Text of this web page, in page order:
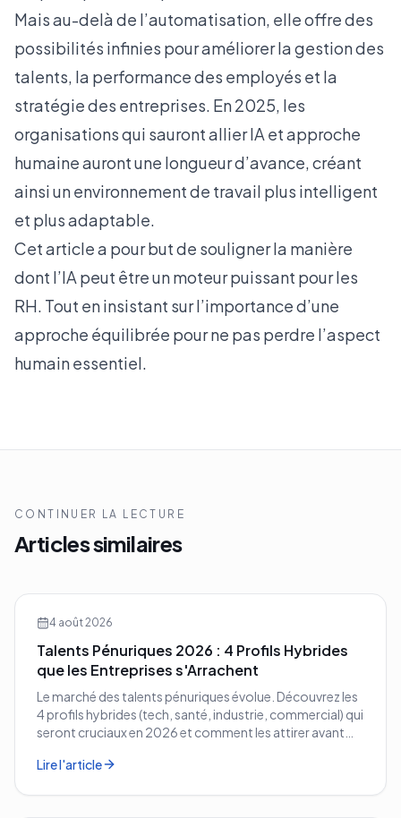
Mais au-delà de l’automatisation, elle offre des
possibilités infinies pour améliorer la gestion des
talents, la performance des employés et la
stratégie des entreprises. En 2025, les
organisations qui sauront allier IA et approche
humaine auront une longueur d’avance, créant
ainsi un environnement de travail plus intelligent
et plus adaptable.
Cet article a pour but de souligner la manière
dont l’IA peut être un moteur puissant pour les
RH. Tout en insistant sur l’importance d’une
approche équilibrée pour ne pas perdre l’aspect
humain essentiel.
CONTINUER LA LECTURE
Articles similaires
4 août 2026
Talents Pénuriques 2026 : 4 Profils Hybrides
que les Entreprises s'Arrachent
Le marché des talents pénuriques évolue. Découvrez les
4 profils hybrides (tech, santé, industrie, commercial) qui
seront cruciaux en 2026 et comment les attirer avant
Lire l'article